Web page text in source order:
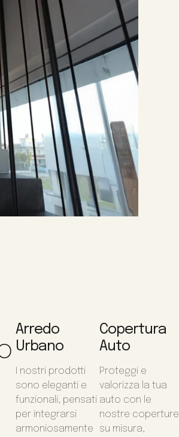
Arredo
Urbano
I nostri prodotti
sono eleganti e
funzionali, pensati
per integrarsi
armoniosamente
Copertura
Auto
Proteggi e
valorizza la tua
auto con le
nostre coperture
su misura,